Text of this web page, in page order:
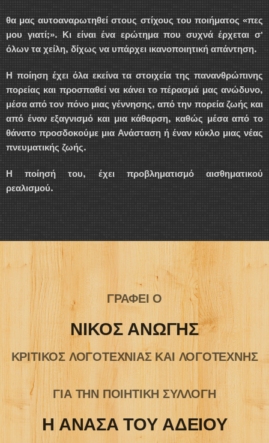
θα μας αυτοαναρωτηθεί στους στίχους του ποιήματος «πες
μου γιατί;». Κι είναι ένα ερώτημα που συχνά έρχεται σ'
όλων τα χείλη, δίχως να υπάρχει ικανοποιητική απάντηση.
Η ποίηση έχει όλα εκείνα τα στοιχεία της πανανθρώπινης
πορείας και προσπαθεί να κάνει το πέρασμά μας ανώδυνο,
μέσα από τον πόνο μιας γέννησης, από την πορεία ζωής και
από έναν εξαγνισμό και μια κάθαρση, καθώς μέσα από το
θάνατο προσδοκούμε μια Ανάσταση ή έναν κύκλο μιας νέας
πνευματικής ζωής.
Η ποίησή του, έχει προβληματισμό αισθηματικού
ρεαλισμού.
ΓΡΑΦΕΙ Ο
ΝΙΚΟΣ ΑΝΩΓΗΣ
ΚΡΙΤΙΚΟΣ ΛΟΓΟΤΕΧΝΙΑΣ ΚΑΙ ΛΟΓΟΤΕΧΝΗΣ
ΓΙΑ ΤΗΝ ΠΟΙΗΤΙΚΗ ΣΥΛΛΟΓΗ
Η ΑΝΑΣΑ ΤΟΥ ΑΔΕΙΟΥ